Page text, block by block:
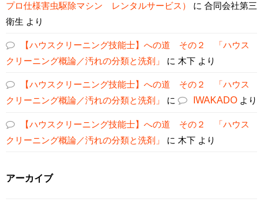
プロ仕様害虫駆除マシン レンタルサービス）
に 合同会社第三
衛生 より
【ハウスクリーニング技能士】への道 その２ 「ハウス
クリーニング概論／汚れの分類と洗剤」
に 木下 より
【ハウスクリーニング技能士】への道 その２ 「ハウス
クリーニング概論／汚れの分類と洗剤」
に IWAKADO より
【ハウスクリーニング技能士】への道 その２ 「ハウス
クリーニング概論／汚れの分類と洗剤」
に 木下 より
アーカイブ